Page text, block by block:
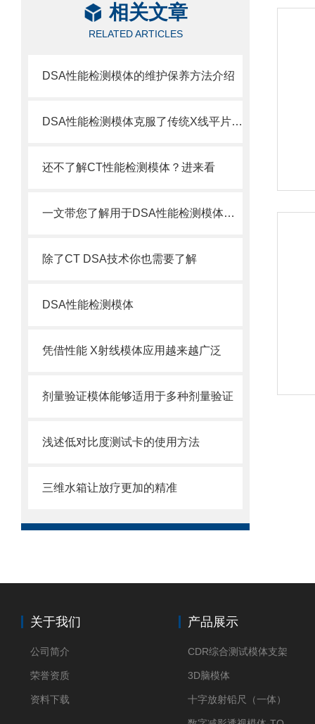
相关文章
RELATED ARTICLES
DSA性能检测模体的维护保养方法介绍
DSA性能检测模体克服了传统X线平片影像重叠
还不了解CT性能检测模体？进来看
一文带您了解用于DSA性能检测模体的推进模组
除了CT DSA技术你也需要了解
DSA性能检测模体
凭借性能 X射线模体应用越来越广泛
剂量验证模体能够适用于多种剂量验证
浅述低对比度测试卡的使用方法
三维水箱让放疗更加的精准
关于我们
公司简介
荣誉资质
资料下载
产品展示
CDR综合测试模体支架
3D脑模体
十字放射铅尺（一体）